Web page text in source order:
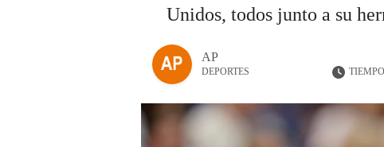
Unidos, todos junto a su
AP
DEPORTES